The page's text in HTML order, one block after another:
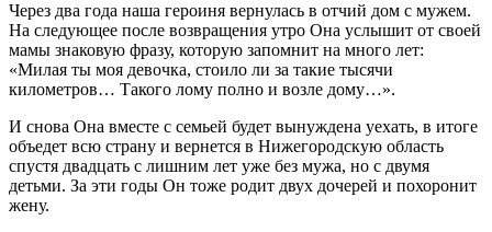
Через два года наша героиня вернулась в отчий дом с мужем.
На следующее после возвращения утро Она услышит от своей
мамы знаковую фразу, которую запомнит на много лет:
«Милая ты моя девочка, стоило ли за такие тысячи
километров… Такого лому полно и возле дому…».
И снова Она вместе с семьей будет вынуждена уехать, в итоге
объедет всю страну и вернется в Нижегородскую область
спустя двадцать с лишним лет уже без мужа, но с двумя
детьми. За эти годы Он тоже родит двух дочерей и похоронит
жену.